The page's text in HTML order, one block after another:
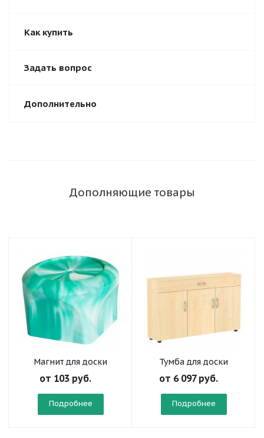
Как купить
Задать вопрос
Дополнительно
Дополняющие товары
Магнит для доски
от 103 руб.
Подробнее
Тумба для доски
от 6 097 руб.
Подробнее